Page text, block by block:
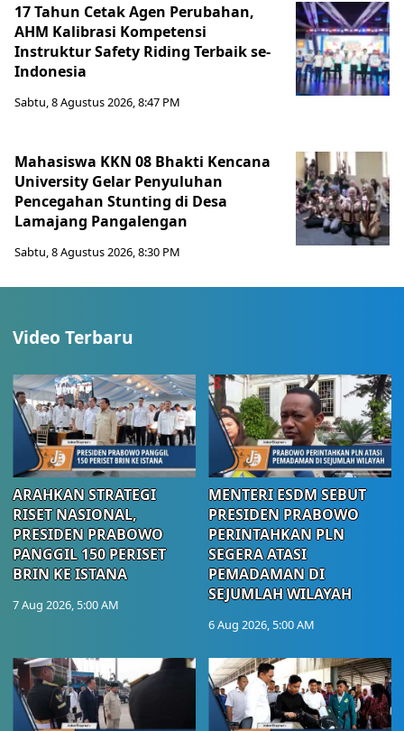
17 Tahun Cetak Agen Perubahan,
AHM Kalibrasi Kompetensi
Instruktur Safety Riding Terbaik se-
Indonesia
Sabtu, 8 Agustus 2026, 8:47 PM
Mahasiswa KKN 08 Bhakti Kencana
University Gelar Penyuluhan
Pencegahan Stunting di Desa
Lamajang Pangalengan
Sabtu, 8 Agustus 2026, 8:30 PM
Video Terbaru
ARAHKAN STRATEGI
RISET NASIONAL,
PRESIDEN PRABOWO
PANGGIL 150 PERISET
BRIN KE ISTANA
7 Aug 2026, 5:00 AM
MENTERI ESDM SEBUT
PRESIDEN PRABOWO
PERINTAHKAN PLN
SEGERA ATASI
PEMADAMAN DI
SEJUMLAH WILAYAH
6 Aug 2026, 5:00 AM